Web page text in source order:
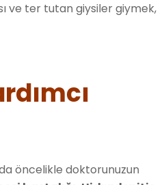
ve ter tutan giysiler giymek,
öncelikle doktorunuzun